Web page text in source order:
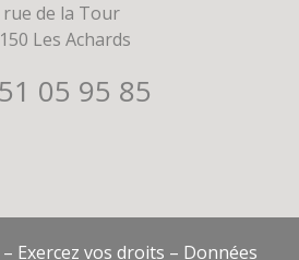
rue de la Tour
Les Achards
05 95 85
– Exercez vos droits – Données